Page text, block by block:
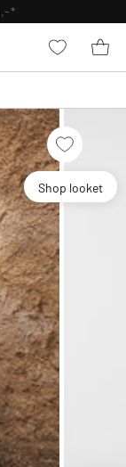
*
Shop looket